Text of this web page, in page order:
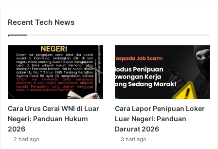
Recent Tech News
Cara Urus Cerai WNI di Luar
Negeri: Panduan Hukum
2026
2 hari ago
Cara Lapor Penipuan Loker
Luar Negeri: Panduan
Darurat 2026
3 hari ago